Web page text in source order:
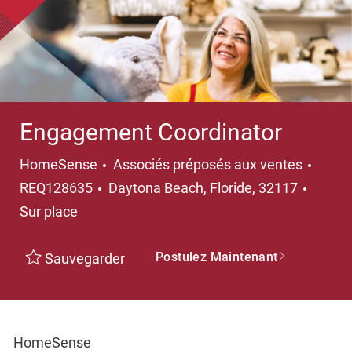
Engagement Coordinator
HomeSense Catégorie
Associés préposés aux ventes
REQ128635
Emplacement
Daytona Beach, Floride, 32117
Sur place
Sauvegarder Postulez Maintenant
HomeSense